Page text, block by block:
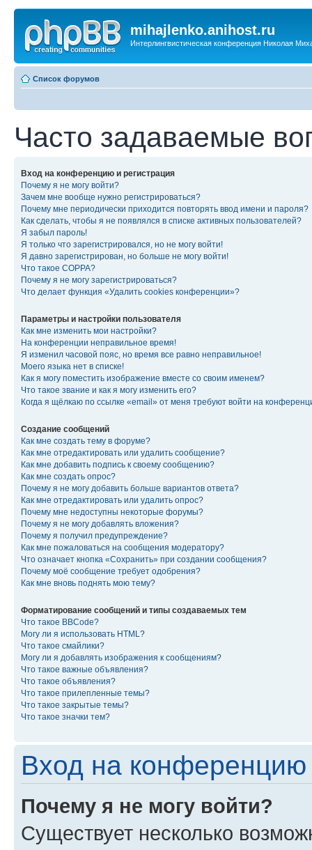
mihajlenko.anihost.ru
Интерлингвистическая конференция Николая
Список форумов
Часто задаваемые
Вход на конференцию и регистрация
Почему я не могу войти?
Зачем мне вообще нужно регистрироваться?
Почему мне периодически приходится повторять ввод имени и пароля?
Как сделать, чтобы я не появлялся в списке активных пользователей?
Я забыл пароль!
Я только что зарегистрировался, но не могу войти!
Я давно зарегистрирован, но больше не могу войти!
Что такое COPPA?
Почему я не могу зарегистрироваться?
Что делает функция «Удалить cookies конференции»?
Параметры и настройки пользователя
Как мне изменить мои настройки?
На конференции неправильное время!
Я изменил часовой пояс, но время все равно неправильное!
Моего языка нет в списке!
Как я могу поместить изображение вместе со своим именем?
Что такое звание и как я могу изменить его?
Когда я щёлкаю по ссылке «email» от меня требуют войти на
Создание сообщений
Как мне создать тему в форуме?
Как мне отредактировать или удалить сообщение?
Как мне добавить подпись к своему сообщению?
Как мне создать опрос?
Почему я не могу добавить больше вариантов ответа?
Как мне отредактировать или удалить опрос?
Почему мне недоступны некоторые форумы?
Почему я не могу добавлять вложения?
Почему я получил предупреждение?
Как мне пожаловаться на сообщения модератору?
Что означает кнопка «Сохранить» при создании сообщения?
Почему моё сообщение требует одобрения?
Как мне вновь поднять мою тему?
Форматирование сообщений и типы создаваемых тем
Что такое BBCode?
Могу ли я использовать HTML?
Что такое смайлики?
Могу ли я добавлять изображения к сообщениям?
Что такое важные объявления?
Что такое объявления?
Что такое прилепленные темы?
Что такое закрытые темы?
Что такое значки тем?
Вход на конференцию
Почему я не могу войти?
Существует несколько